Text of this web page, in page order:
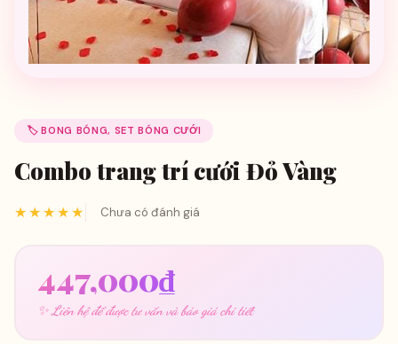
🏷️ BONG BÓNG, SET BÓNG CƯỚI
Combo trang trí cưới Đỏ Vàng
★★★★★ Chưa có đánh giá
447,000₫
✨ Liên hệ để được tư vấn và báo giá chi tiết